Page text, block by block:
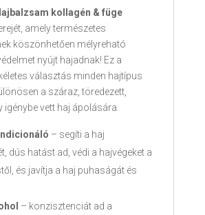
kollagén & füge
amely természetes
köszönhetően mélyreható
nyújt hajadnak! Ez a
választás minden hajtípus
a száraz, töredezett,
igénybe vett haj ápolására.
– segíti a haj
dús hatást ad, védi a hajvégeket a
és javítja a haj puhaságát és
– konzisztenciát ad a